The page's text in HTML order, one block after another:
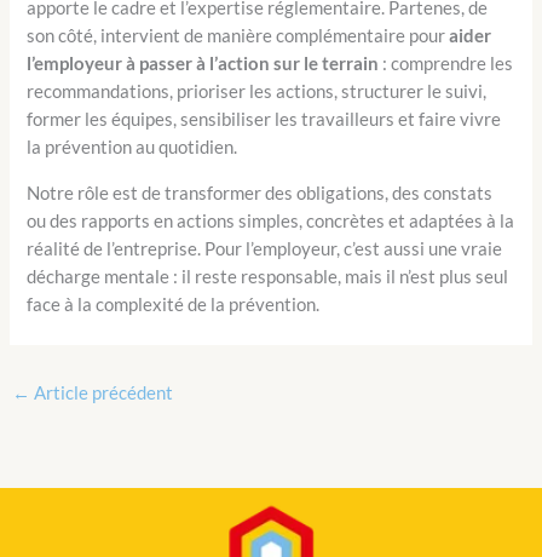
apporte le cadre et l’expertise réglementaire. Partenes, de
son côté, intervient de manière complémentaire pouraider
l’employeur à passer à l’action sur le terrain : comprendre les
recommandations, prioriser les actions, structurer le suivi,
former les équipes, sensibiliser les travailleurs et faire vivre
la prévention au quotidien.
Notre rôle est de transformer des obligations, des constats
ou des rapports en actions simples, concrètes et adaptées à la
réalité de l’entreprise. Pour l’employeur, c’est aussi une vraie
décharge mentale : il reste responsable, mais il n’est plus seul
face à la complexité de la prévention.
← Article précédent